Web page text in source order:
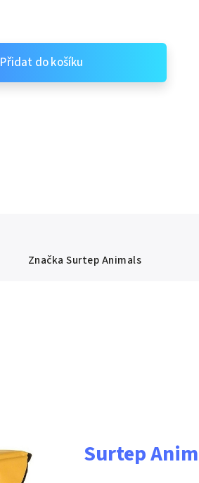
Přidat do košíku
Značka Surtep Animals
Surtep